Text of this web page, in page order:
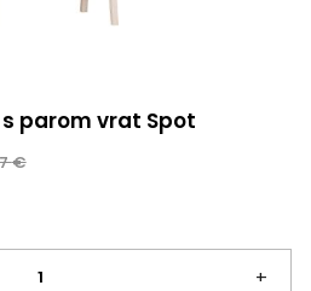
parom vrat Spot
€
+